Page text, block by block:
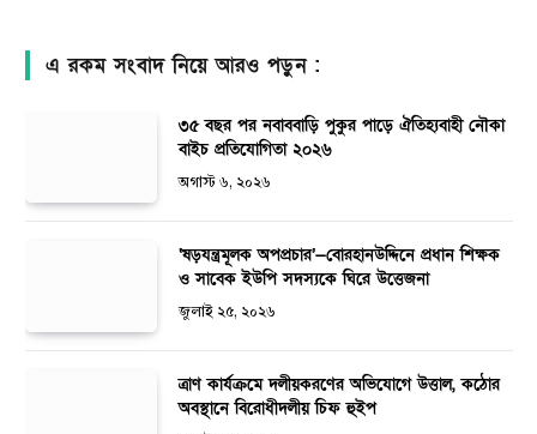
এ রকম সংবাদ নিয়ে আরও পড়ুন :
৩৫ বছর পর নবাববাড়ি পুকুর পাড়ে ঐতিহ্যবাহী নৌকা
বাইচ প্রতিযোগিতা ২০২৬
অগাস্ট ৬, ২০২৬
‘ষড়যন্ত্রমূলক অপপ্রচার’—বোরহানউদ্দিনে প্রধান শিক্ষক
ও সাবেক ইউপি সদস্যকে ঘিরে উত্তেজনা
জুলাই ২৫, ২০২৬
ত্রাণ কার্যক্রমে দলীয়করণের অভিযোগে উত্তাল, কঠোর
অবস্থানে বিরোধীদলীয় চিফ হুইপ